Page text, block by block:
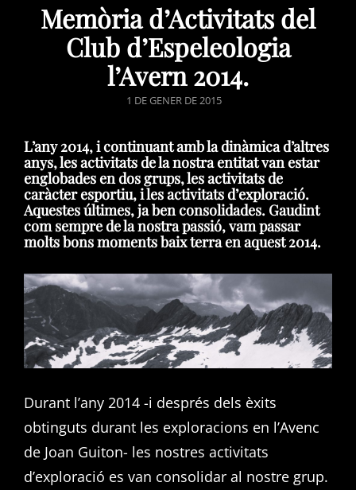
Memòria d’Activitats del
Club d’Espeleologia
l’Avern 2014.
POSTED
1 DE GENER DE 2015
L’any 2014, i continuant amb la dinàmica d’altres
anys, les activitats de la nostra entitat van estar
englobades en dos grups, les activitats de
caràcter esportiu, i les activitats d’exploració.
Aquestes últimes, ja ben consolidades. Gaudint
com sempre de la nostra passió, vam passar
molts bons moments baix terra en aquest 2014.
Durant l’any 2014 -i després dels èxits
obtinguts durant les exploracions en l’Avenc
de Joan Guiton- les nostres activitats
d’exploració es van consolidar al nostre grup.